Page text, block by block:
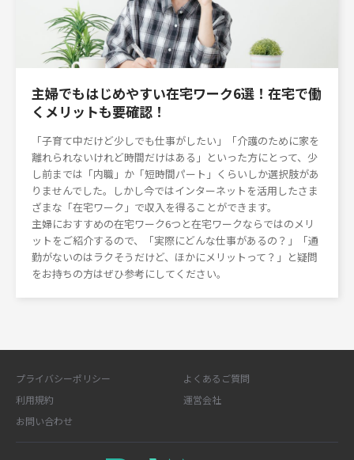
主婦でもはじめやすい在宅ワーク6選！在宅で働
くメリットも要確認！
「子育て中だけど少しでも仕事がしたい」「介護のために家を
離れられないけれど時間だけはある」といった方にとって、少
し前までは「内職」か「短時間パート」くらいしか選択肢があ
りませんでした。しかし今ではインターネットを活用したさま
ざまな「在宅ワーク」で収入を得ることができます。
主婦におすすめの在宅ワーク6つと在宅ワークならではのメリ
ットをご紹介するので、「実際にどんな仕事があるの？」「通
勤がないのはラクそうだけど、ほかにメリットって？」と疑問
をお持ちの方はぜひ参考にしてください。
プライバシーポリシー
よくあるご質問
利用規約
運営会社
お問い合わせ